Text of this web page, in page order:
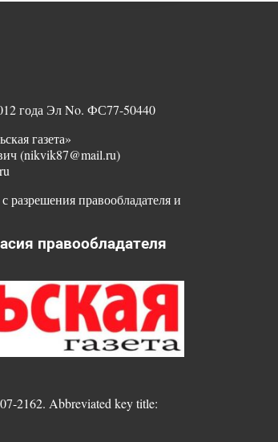
года Эл No. ФС77-50440
газета»
(nikvik87@mail.ru)
разрешения правообладателя и
правообладателя
2162. Abbreviated key title: